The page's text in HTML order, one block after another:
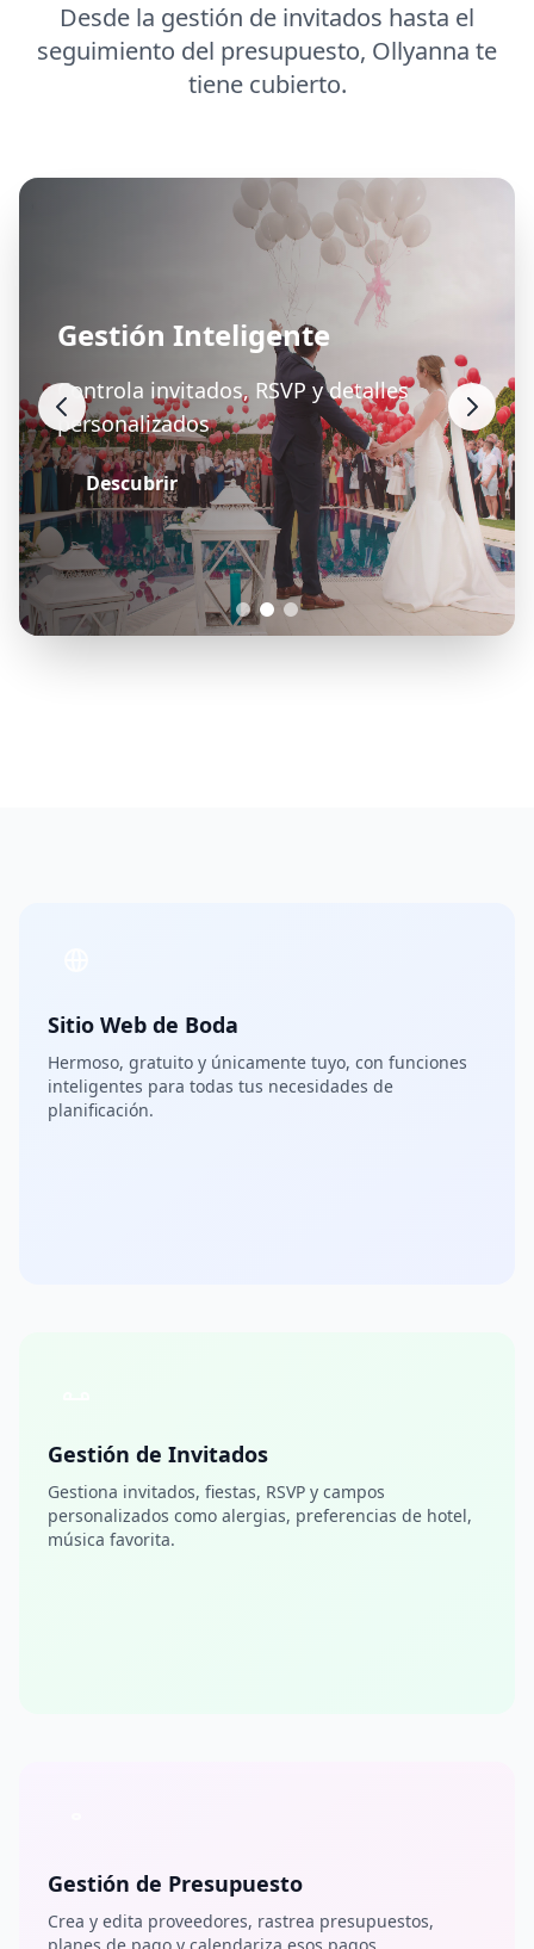
Desde la gestión de invitados hasta el
seguimiento del presupuesto, Ollyanna te
tiene cubierto.
Gestión Inteligente
Controla invitados, RSVP y detalles
personalizados
Descubrir
Sitio Web de Boda
Hermoso, gratuito y únicamente tuyo, con funciones
inteligentes para todas tus necesidades de
planificación.
Gestión de Invitados
Gestiona invitados, fiestas, RSVP y campos
personalizados como alergias, preferencias de hotel,
música favorita.
Gestión de Presupuesto
Crea y edita proveedores, rastrea presupuestos,